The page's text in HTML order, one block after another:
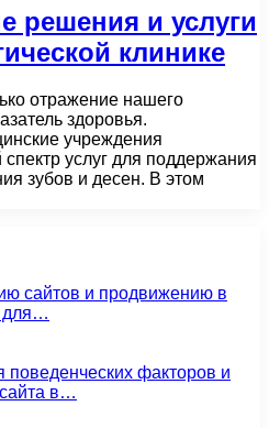
решения и услуги
клинике
отражение нашего
здоровья.
учреждения
услуг для поддержания
зубов и десен. В этом
сайтов и продвижению в
для…
факторов и
в…